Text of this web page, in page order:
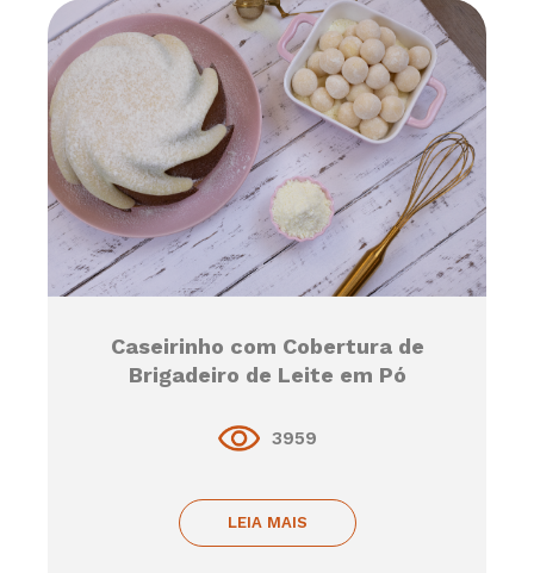
Caseirinho com Cobertura de
Brigadeiro de Leite em Pó
3959
LEIA MAIS